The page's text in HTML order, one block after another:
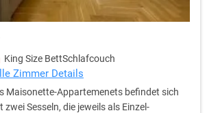
King Size BettSchlafcouch
Zimmer Details
Maisonette-Appartemenets befindet sich
Sesseln, die jeweils als Einzel-